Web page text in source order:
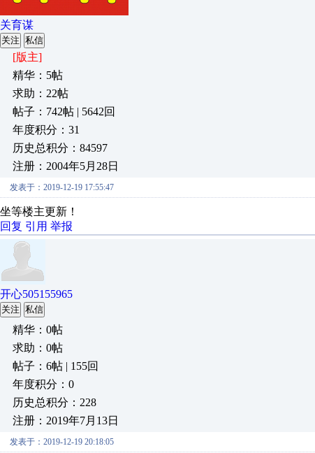
关育谋
关注 私信
[版主]
精华：5帖
求助：22帖
帖子：742帖 | 5642回
年度积分：31
历史总积分：84597
注册：2004年5月28日
发表于：2019-12-19 17:55:47
坐等楼主更新！
回复 引用 举报
开心505155965
关注 私信
精华：0帖
求助：0帖
帖子：6帖 | 155回
年度积分：0
历史总积分：228
注册：2019年7月13日
发表于：2019-12-19 20:18:05